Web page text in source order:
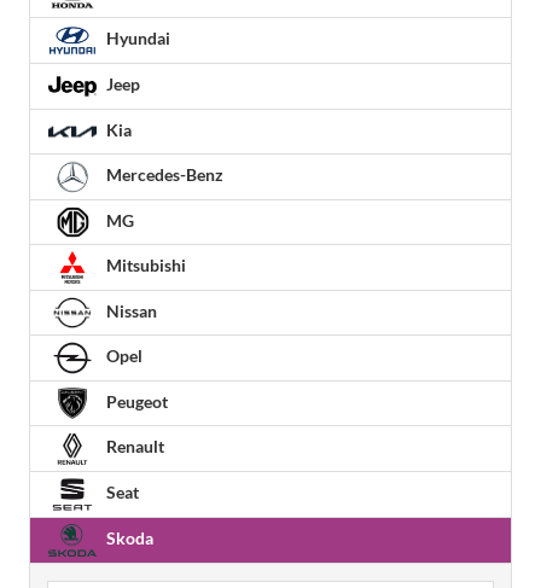
Hyundai
Jeep
Kia
Mercedes-Benz
MG
Mitsubishi
Nissan
Opel
Peugeot
Renault
Seat
Skoda